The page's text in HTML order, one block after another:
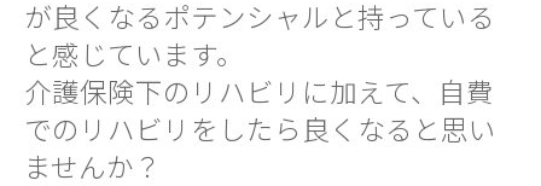
が良くなるポテンシャルと持っている
と感じています。
介護保険下のリハビリに加えて、自費
でのリハビリをしたら良くなると思い
ませんか？